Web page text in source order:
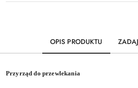
OPIS PRODUKTU
Przyrząd do przewlekania